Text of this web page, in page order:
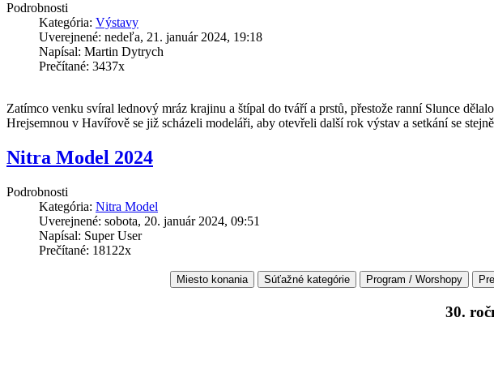
Podrobnosti
Kategória: Výstavy
Uverejnené: nedeľa, 21. január 2024, 19:18
Napísal: Martin Dytrych
Prečítané: 3437x
Zatímco venku svíral lednový mráz krajinu a štípal do tváří a prstů, přestože ranní Slunce
Hrejsemnou v Havířově se již scházeli modeláři, aby otevřeli další rok výstav a setkání se
Nitra Model 2024
Podrobnosti
Kategória: Nitra Model
Uverejnené: sobota, 20. január 2024, 09:51
Napísal: Super User
Prečítané: 18122x
30.